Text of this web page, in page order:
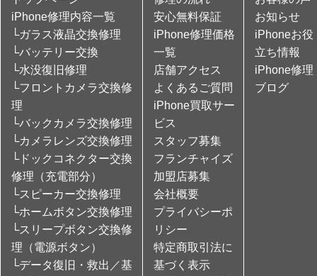
iPhone修理内容一覧
└ガラス液晶交換修理
└バッテリー交換
└水没復旧修理
└フロントカメラ交換修
理
└バックカメラ交換修理
└カメラレンズ交換修理
└ドックコネクター交換
修理（充電部分）
└スピーカー交換修理
└ホームボタン交換修理
└スリープボタン交換修
理（電源ボタン）
└データ復旧・救出／基
安心無料保証
iPhone修理価格
一覧
店舗アクセス
よくあるご質問
iPhone買取サー
ビス
スタッフ募集
フランチャイズ
加盟店募集
会社概要
プライバシーポ
リシー
特定商取引法に
基づく表示
お知らせ
iPhoneお役
立ち情報
iPhone修理
ブログ